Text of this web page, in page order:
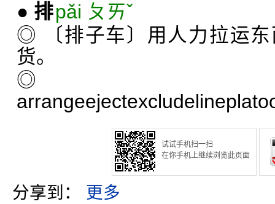
● 排pǎi ㄆㄞˇ
◎ 〔排子车〕用人力拉运
货。
◎
arrangeejectexcludeline
试试手机扫一扫
在你手机上继续浏览此页面
分享到： 更多